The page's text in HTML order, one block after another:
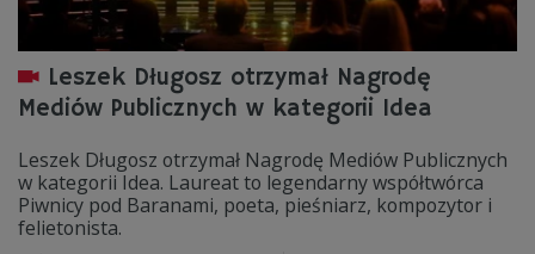
Leszek Długosz otrzymał Nagrodę
Mediów Publicznych w kategorii Idea
Leszek Długosz otrzymał Nagrodę Mediów Publicznych
w kategorii Idea. Laureat to legendarny współtwórca
Piwnicy pod Baranami, poeta, pieśniarz, kompozytor i
felietonista.